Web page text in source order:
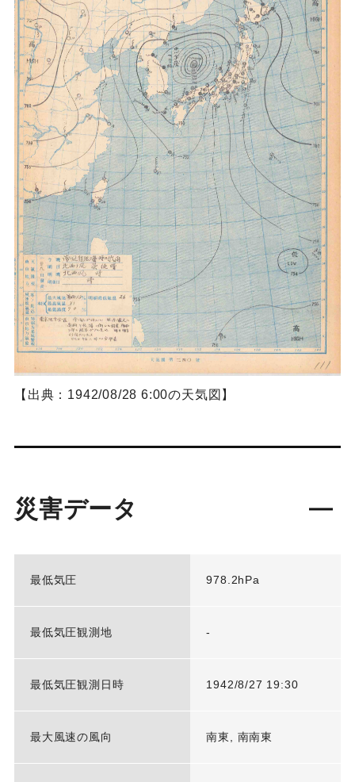
【出典：1942/08/28 6:00の天気図】
災害データ
最低気圧 978.2hPa
最低気圧観測地 -
最低気圧観測日時 1942/8/27 19:30
最大風速の風向 南東, 南南東